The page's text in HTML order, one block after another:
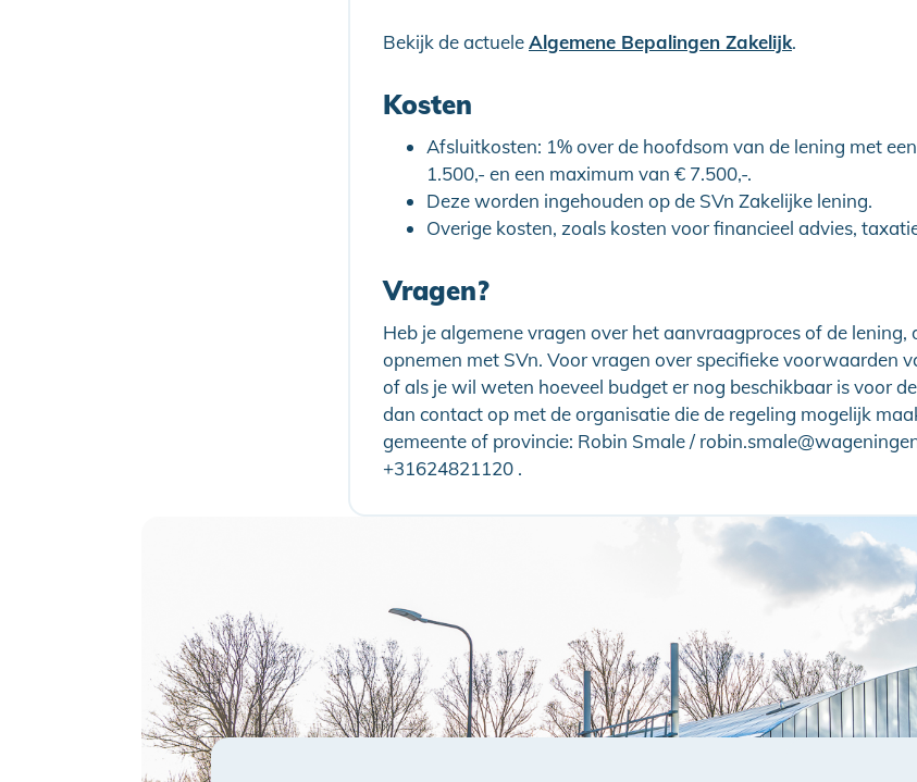
Bekijk de actueleAlgemene Bepalingen Zakelijk.
Kosten
Afsluitkosten: 1% over de hoofdsom van de lening met
1.500,- en een maximum van € 7.500,-.
Deze worden ingehouden op de SVn Zakelijke lening.
Overige kosten, zoals kosten voor financieel advies,
Vragen?
Heb je algemene vragen over het aanvraagproces of de lening,
opnemen met SVn. Voor vragen over specifieke voorwaarden
of als je wil weten hoeveel budget er nog beschikbaar is voor
dan contact op met de organisatie die de regeling mogelijk
gemeente of provincie: Robin Smale /
+31624821120 .